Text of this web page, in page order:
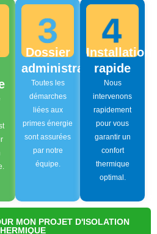
Dossier
administratif
Toutes les
démarches
liées aux
primes énergie
sont assurées
par notre
équipe.
Installation
rapide
Nous
intervenons
rapidement
pour vous
garantir un
confort
thermique
optimal.
MON PROJET D'ISOLATION